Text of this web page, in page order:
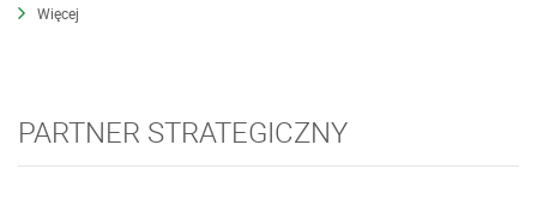
Więcej
PARTNER STRATEGICZNY